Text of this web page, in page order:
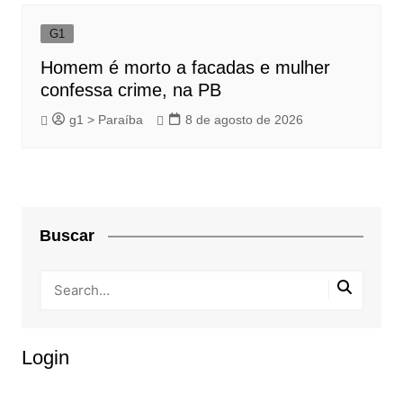
G1
Homem é morto a facadas e mulher
confessa crime, na PB
g1 > Paraíba 8 de agosto de 2026
Buscar
Login